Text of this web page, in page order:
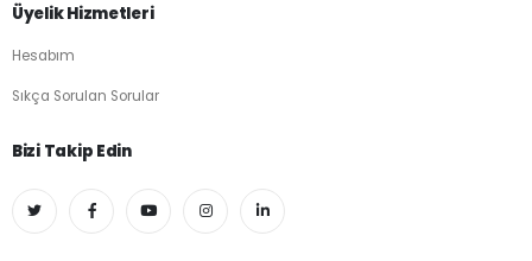
Üyelik Hizmetleri
Hesabım
Sıkça Sorulan Sorular
Bizi Takip Edin